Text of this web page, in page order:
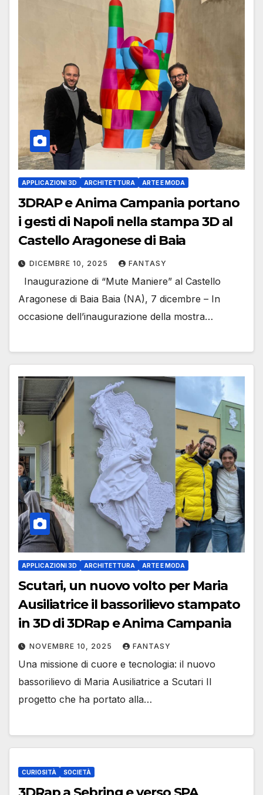
APPLICAZIONI 3D ARCHITETTURA ARTE E MODA
3DRAP e Anima Campania portano
i gesti di Napoli nella stampa 3D al
Castello Aragonese di Baia
DICEMBRE 10, 2025 FANTASY
Inaugurazione di “Mute Maniere” al Castello
Aragonese di Baia Baia (NA), 7 dicembre – In
occasione dell’inaugurazione della mostra…
APPLICAZIONI 3D ARCHITETTURA ARTE E MODA
Scutari, un nuovo volto per Maria
Ausiliatrice il bassorilievo stampato
in 3D di 3DRap e Anima Campania
NOVEMBRE 10, 2025 FANTASY
Una missione di cuore e tecnologia: il nuovo
bassorilievo di Maria Ausiliatrice a Scutari Il
progetto che ha portato alla…
CURIOSITÀ SOCIETÀ